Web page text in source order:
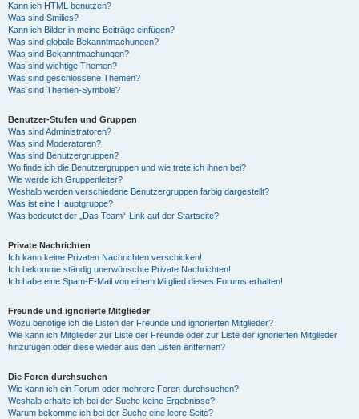
Kann ich HTML benutzen?
Was sind Smilies?
Kann ich Bilder in meine Beiträge einfügen?
Was sind globale Bekanntmachungen?
Was sind Bekanntmachungen?
Was sind wichtige Themen?
Was sind geschlossene Themen?
Was sind Themen-Symbole?
Benutzer-Stufen und Gruppen
Was sind Administratoren?
Was sind Moderatoren?
Was sind Benutzergruppen?
Wo finde ich die Benutzergruppen und wie trete ich ihnen bei?
Wie werde ich Gruppenleiter?
Weshalb werden verschiedene Benutzergruppen farbig dargestellt?
Was ist eine Hauptgruppe?
Was bedeutet der „Das Team“-Link auf der Startseite?
Private Nachrichten
Ich kann keine Privaten Nachrichten verschicken!
Ich bekomme ständig unerwünschte Private Nachrichten!
Ich habe eine Spam-E-Mail von einem Mitglied dieses Forums erhalten!
Freunde und ignorierte Mitglieder
Wozu benötige ich die Listen der Freunde und ignorierten Mitglieder?
Wie kann ich Mitglieder zur Liste der Freunde oder zur Liste der ignorierten Mitglieder
hinzufügen oder diese wieder aus den Listen entfernen?
Die Foren durchsuchen
Wie kann ich ein Forum oder mehrere Foren durchsuchen?
Weshalb erhalte ich bei der Suche keine Ergebnisse?
Warum bekomme ich bei der Suche eine leere Seite?